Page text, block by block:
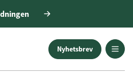
Nyhetsbrev